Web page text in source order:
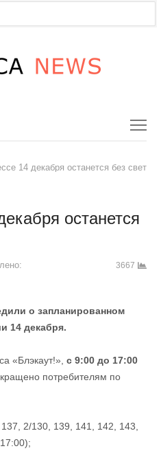
14 декабря останется без света
останется
3667
о запланированном
14 декабря.
«Блэкаут!», с 9:00 до 17:00
потребителям по
2/130, 139, 141, 142, 143,